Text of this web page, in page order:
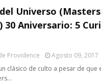
Universo
30 Aniversario: 5
Providence
Agosto 09, 2017
clásico de culto a pesar de que